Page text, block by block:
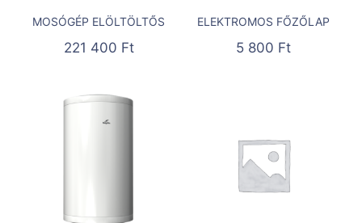
MOSÓGÉP ELÖLTÖLTŐS
221 400 Ft
ELEKTROMOS FŐZŐLAP
5 800 Ft